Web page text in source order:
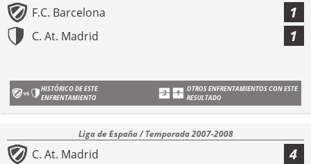
F.C. Barcelona 1
C. At. Madrid 1
HISTÓRICO DE ESTE
ENFRENTAMIENTO
OTROS ENFRENTAMIENTOS CON ESTE
RESULTADO
Liga de España / Temporada 2007-2008
C. At. Madrid 4